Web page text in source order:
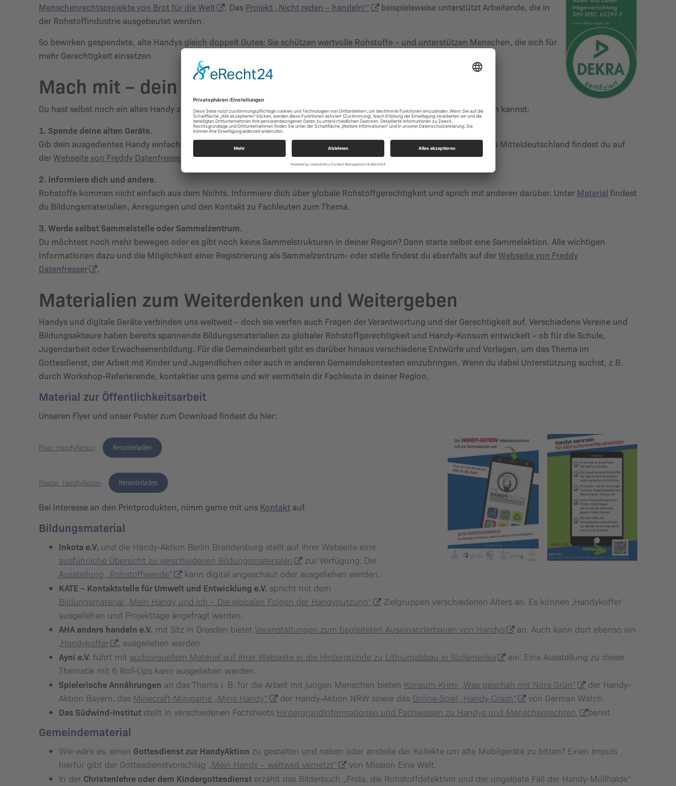
Menschenrechtsprojekte von Brot für die Welt
. Das Projekt „Nicht reden – handeln!“
beispielsweise unterstützt Arbeitende, die in
der Rohstoffindustrie ausgebeutet werden.
So bewirken gespendete, alte Handys gleich doppelt Gutes: Sie schützen wertvolle Rohstoffe – und unterstützen Menschen, die sich für
mehr Gerechtigkeit einsetzen.
Mach mit – dein Handy kann mehr!
Du hast selbst noch ein altes Handy zu Hause? Dann werde aktiv! Es gibt verschiedene Möglichkeiten, wie du mitmachen kannst:
1. Spende deine alten Geräte.
Gib dein ausgedientes Handy einfach an einer Sammelstelle ab. Eine Übersicht der Sammelzentren und Sammelstellen in Mitteldeutschland findest du auf
derWebseite von Freddy Datenfresser .
2. Informiere dich und andere.
Rohstoffe kommen nicht einfach aus dem Nichts. Informiere dich über globale Rohstoffgerechtigkeit und sprich mit anderen darüber. Unter Material findest
du Bildungsmaterialien, Anregungen und den Kontakt zu Fachleuten zum Thema.
3. Werde selbst Sammelstelle oder Sammelzentrum.
Du möchtest noch mehr bewegen oder es gibt noch keine Sammelstrukturen in deiner Region? Dann starte selbst eine Sammelaktion. Alle wichtigen
Informationen dazu und die Möglichkeit einer Registrierung als Sammelzentrum- oder stelle findest du ebenfalls auf derWebseite von Freddy
Datenfresser
.
Materialien zum Weiterdenken und Weitergeben
Handys und digitale Geräte verbinden uns weltweit – doch sie werfen auch Fragen der Verantwortung und der Gerechtigkeit auf. Verschiedene Vereine und
Bildungsakteure haben bereits spannende Bildungsmaterialien zu globaler Rohstoffgerechtigkeit und Handy-Konsum entwickelt – ob für die Schule,
Jugendarbeit oder Erwachsenenbildung. Für die Gemeindearbeit gibt es darüber hinaus verschiedene Entwürfe und Vorlagen, um das Thema im
Gottesdienst, der Arbeit mit Kinder und Jugendlichen oder auch in anderen Gemeindekontexten einzubringen. Wenn du dabei Unterstützung suchst, z.B.
durch Workshop-Referierende, kontaktier uns gerne und wir vermitteln dir Fachleute in deiner Region.
Material zur Öffentlichkeitsarbeit
Unseren Flyer und unser Poster zum Download findest du hier:
Flyer_HandyAktion Herunterladen
Poster_HandyAktion Herunterladen
Bei Interesse an den Printprodukten, nimm gerne mit uns Kontakt auf.
Bildungsmaterial
Inkota e.V. und die Handy-Aktion Berlin Brandenburg stellt auf ihrer Webseite eine
ausführliche Übersicht zu verschiedenen Bildungsmaterialen
zur Verfügung. Die
Ausstellung „Rohstoffwende“
kann digital angeschaut oder ausgeliehen werden.
KATE – Kontaktstelle für Umwelt und Entwicklung e.V. spricht mit dem
Bildungsmaterial „Mein Handy und ich – Die globalen Folgen der Handynutzung“
Zielgruppen verschiedenen Alters an. Es können ‚Handykoffer‘
ausgeliehen und Projekttage angefragt werden.
AHA anders handeln e.V. mit Sitz in Dresden bietet Veranstaltungen zum begleiteten Auseinanderbauen von Handys
an. Auch kann dort ebenso ein
‚Handykoffer
‚ ausgeliehen werden.
Ayni e.V. führt mit audiovisuellem Material auf ihrer Webseite in die Hintergründe zu Lithiumabbau in Südamerika
ein. Eine Ausstellung zu dieser
Thematik mit 6 Roll-Ups kann ausgeliehen werden.
Spielerische Annährungen an das Thema i. B. für die Arbeit mit jungen Menschen bieten Konsum-Krimi „Was geschah mit Nora Grün“
der Handy-
Aktion Bayern, das Minecraft-Minigame „Mine Handy“ der Handy-Aktion NRW sowie das Online-Spiel „Handy-Crash“ von German Watch.
Das Südwind-Institut stellt in verschiedenen Factsheets Hintergrundinformationen und Fachwissen zu Handys und Menschenrechten bereit.
Gemeindematerial
Wie wäre es, einen Gottesdienst zur HandyAktion zu gestalten und neben oder anstelle der Kollekte um alte Mobilgeräte zu bitten? Einen Impuls
hierfür gibt der Gottesdienstvorschlag
„Mein Handy – weltweit vernetzt“
von Mission Eine Welt.
In der Christenlehre oder dem Kindergottesdienst erzählt das Bilderbuch „Frida, die Rohstoffdetektivin und der ungelöste Fall der Handy-Müllhalde“